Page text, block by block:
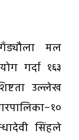
मल
गर्दा १६३
उल्लेख
सिंहले